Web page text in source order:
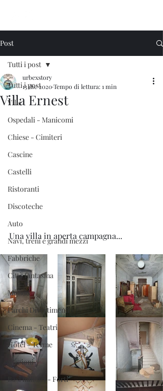
Post
Tutti i post
Ville
Ospedali - Manicomi
Chiese - Cimiteri
Cascine
Castelli
Ristoranti
Discoteche
Auto
Navi, treni e grandi mezzi
Fabbriche
Città fantasma
Mondo
Parchi Divertimenti
Cinema - Teatri
Hotel - Terme
Stazioni
Basi militari - Forti
Tutti i post
Villa Ernest
urbexstory
13 dic 2020Tempo di lettura: 1 min
Una villa in aperta campagna...